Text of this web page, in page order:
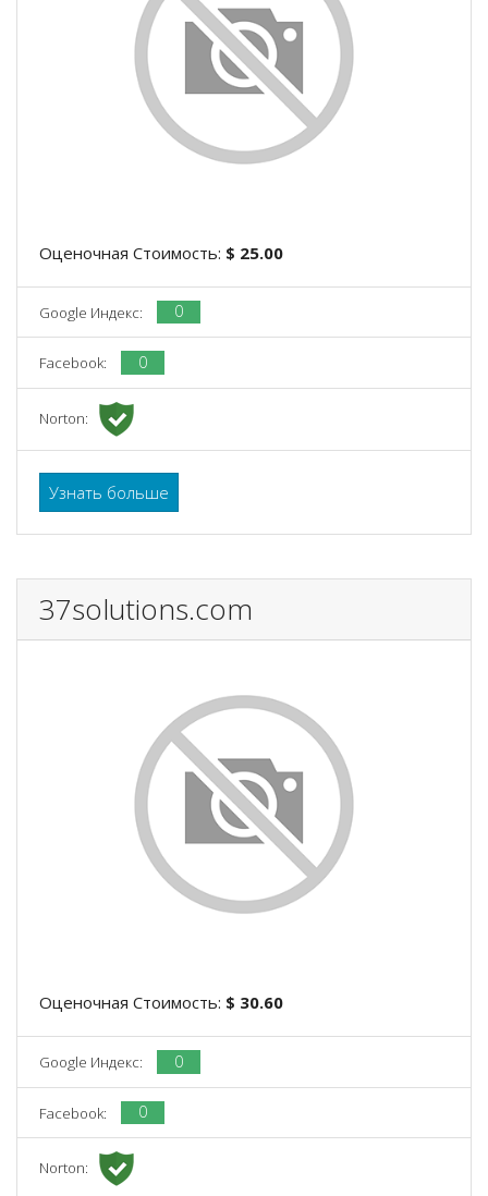
Оценочная Стоимость: $ 25.00
Google Индекс: 0
Facebook: 0
Norton:
Узнать больше
37solutions.com
Оценочная Стоимость: $ 30.60
Google Индекс: 0
Facebook: 0
Norton: